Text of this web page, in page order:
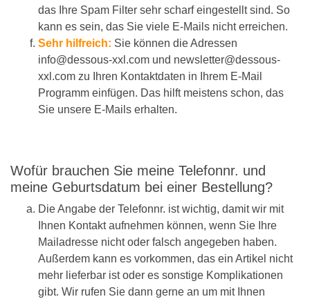
das Ihre Spam Filter sehr scharf eingestellt sind. So
kann es sein, das Sie viele E-Mails nicht erreichen.
Sehr hilfreich: Sie können die Adressen
info@dessous-xxl.com und newsletter@dessous-
xxl.com zu Ihren Kontaktdaten in Ihrem E-Mail
Programm einfügen. Das hilft meistens schon, das
Sie unsere E-Mails erhalten.
Wofür brauchen Sie meine Telefonnr. und
meine Geburtsdatum bei einer Bestellung?
Die Angabe der Telefonnr. ist wichtig, damit wir mit
Ihnen Kontakt aufnehmen können, wenn Sie Ihre
Mailadresse nicht oder falsch angegeben haben.
Außerdem kann es vorkommen, das ein Artikel nicht
mehr lieferbar ist oder es sonstige Komplikationen
gibt. Wir rufen Sie dann gerne an um mit Ihnen